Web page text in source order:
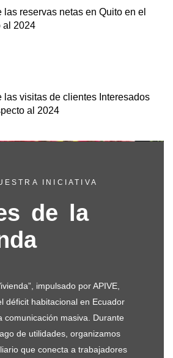
reservas netas en Quito en el
al 2024
las visitas de clientes Interesados
al 2024
INICIATIVA
de la
impulsado por APIVE,
déficit habitacional en Ecuador
comunicación masiva. Durante
de utilidades, organizamos
que conecta a trabajadores